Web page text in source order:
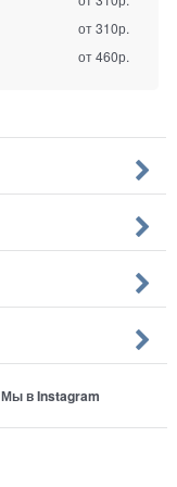
от 310р.
от 460р.
Мы в Instagram